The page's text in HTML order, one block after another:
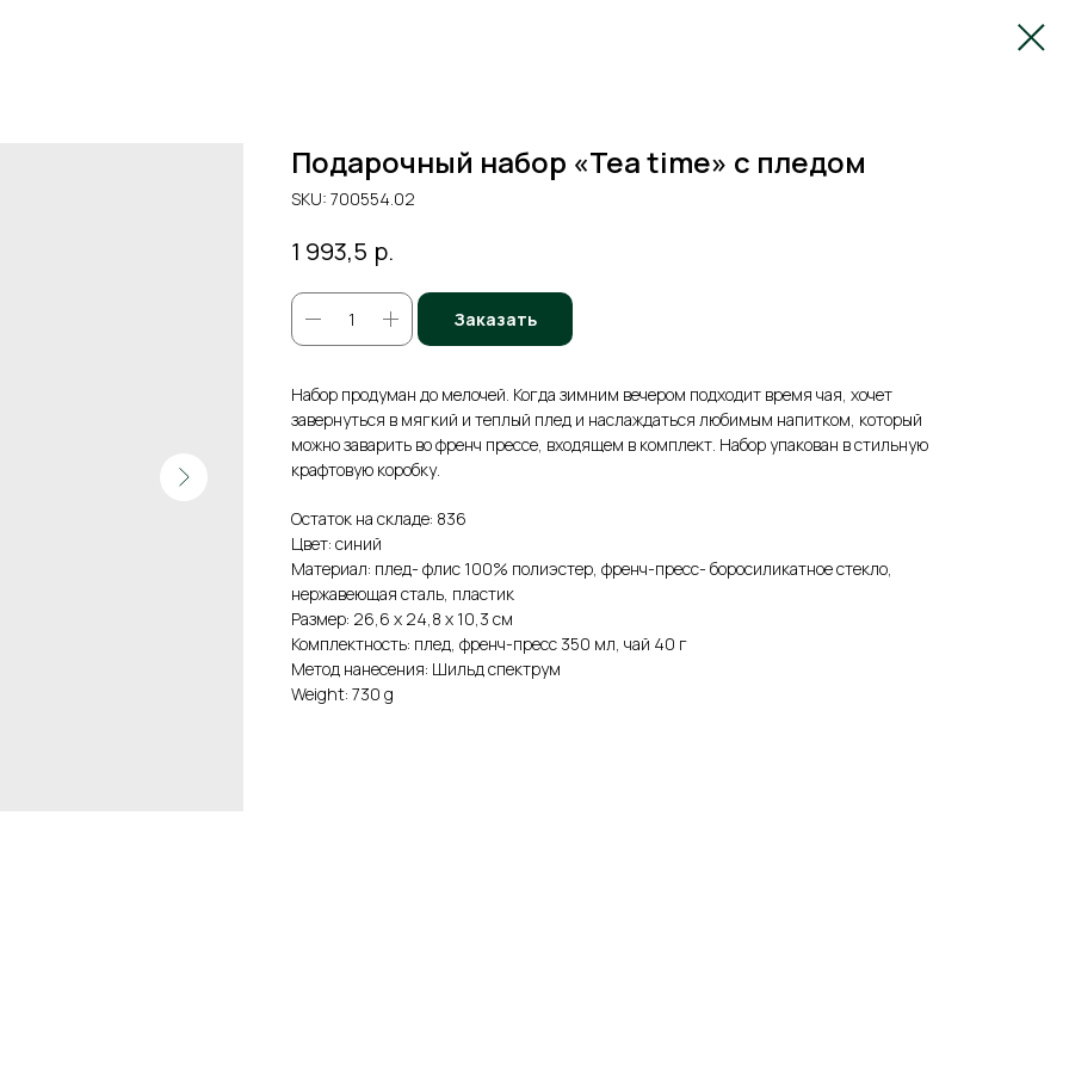
Подарочный набор «Tea time» с пледом
SKU: 700554.02
1 993,5 р.
Заказать
Набор продуман до мелочей. Когда зимним вечером подходит время чая, хочет
завернуться в мягкий и теплый плед и наслаждаться любимым напитком, который
можно заварить во френч прессе, входящем в комплект. Набор упакован в стильную
крафтовую коробку.
Остаток на складе: 836
Цвет: синий
Материал: плед- флис 100% полиэстер, френч-пресс- боросиликатное стекло,
нержавеющая сталь, пластик
Размер: 26,6 х 24,8 х 10,3 см
Комплектность: плед, френч-пресс 350 мл, чай 40 г
Метод нанесения: Шильд спектрум
Weight: 730 g